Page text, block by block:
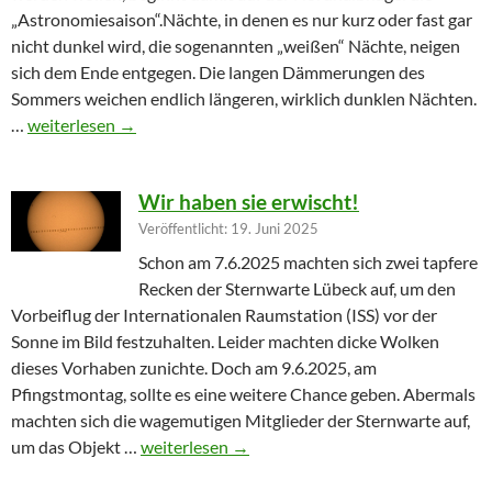
„Astronomiesaison“.Nächte, in denen es nur kurz oder fast gar
nicht dunkel wird, die sogenannten „weißen“ Nächte, neigen
sich dem Ende entgegen. Die langen Dämmerungen des
Sommers weichen endlich längeren, wirklich dunklen Nächten.
… Furioser Auftakt zur Herbstsaison
weiterlesen →
Wir haben sie erwischt!
Veröffentlicht: 19. Juni 2025
Schon am 7.6.2025 machten sich zwei tapfere
Recken der Sternwarte Lübeck auf, um den
Vorbeiflug der Internationalen Raumstation (ISS) vor der
Sonne im Bild festzuhalten. Leider machten dicke Wolken
dieses Vorhaben zunichte. Doch am 9.6.2025, am
Pfingstmontag, sollte es eine weitere Chance geben. Abermals
machten sich die wagemutigen Mitglieder der Sternwarte auf,
um das Objekt … Wir haben sie erwischt!
weiterlesen →